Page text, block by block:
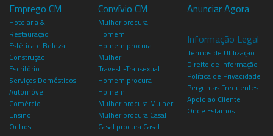
Emprego CM
Hotelaria &
Restauração
Estética e Beleza
Construção
Escritório
Serviços Domésticos
Automóvel
Comércio
Ensino
Outros
Convívio CM
Mulher procura
Homem
Homem procura
Mulher
Travesti-Transexual
Homem procura
Homem
Mulher procura Mulher
Mulher procura Casal
Casal procura Casal
Anunciar Agora
Informação Legal
Termos de Utilização
Direito de Informação
Política de Privacidade
Perguntas Frequentes
Apoio ao Cliente
Onde Estamos